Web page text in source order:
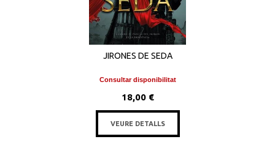
JIRONES DE SEDA
Consultar disponibilitat
18,00 €
VEURE DETALLS